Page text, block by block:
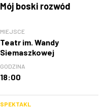
Mój boski rozwód
MIEJSCE
Teatr im. Wandy
Siemaszkowej
GODZINA
18:00
SPEKTAKL